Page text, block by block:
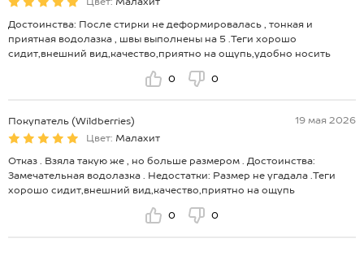
Достоинства: После стирки не деформировалась , тонкая и
приятная водолазка , швы выполнены на 5 .Теги хорошо
сидит,внешний вид,качество,приятно на ощупь,удобно носить
0 0
Покупатель (Wildberries)
19 мая 2026
Цвет: Малахит
Отказ . Взяла такую же , но больше размером . Достоинства:
Замечательная водолазка . Недостатки: Размер не угадала .Теги
хорошо сидит,внешний вид,качество,приятно на ощупь
0 0